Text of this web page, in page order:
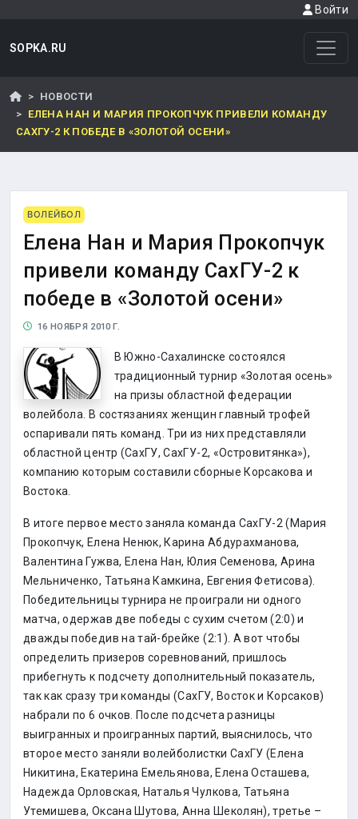
Войти
SOPKA.RU
НОВОСТИ
ЕЛЕНА НАН И МАРИЯ ПРОКОПЧУК ПРИВЕЛИ КОМАНДУ
САХГУ-2 К ПОБЕДЕ В «ЗОЛОТОЙ ОСЕНИ»
ВОЛЕЙБОЛ
Елена Нан и Мария Прокопчук
привели команду СахГУ-2 к
победе в «Золотой осени»
16 НОЯБРЯ 2010 Г.
В Южно-Сахалинске состоялся
традиционный турнир «Золотая осень»
на призы областной федерации
волейбола. В состязаниях женщин главный трофей
оспаривали пять команд. Три из них представляли
областной центр (СахГУ, СахГУ-2, «Островитянка»),
компанию которым составили сборные Корсакова и
Востока.
В итоге первое место заняла команда СахГУ-2 (Мария
Прокопчук, Елена Ненюк, Карина Абдурахманова,
Валентина Гужва, Елена Нан, Юлия Семенова, Арина
Мельниченко, Татьяна Камкина, Евгения Фетисова).
Победительницы турнира не проиграли ни одного
матча, одержав две победы с сухим счетом (2:0) и
дважды победив на тай-брейке (2:1). А вот чтобы
определить призеров соревнований, пришлось
прибегнуть к подсчету дополнительный показатель,
так как сразу три команды (СахГУ, Восток и Корсаков)
набрали по 6 очков. После подсчета разницы
выигранных и проигранных партий, выяснилось, что
второе место заняли волейболистки СахГУ (Елена
Никитина, Екатерина Емельянова, Елена Осташева,
Надежда Орловская, Наталья Чулкова, Татьяна
Утемишева, Оксана Шутова, Анна Шеколян), третье –